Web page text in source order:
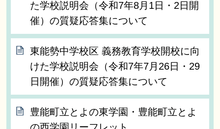
た学校説明会（令和7年8月1日・2日開
催）の質疑応答集について
東能勢中学校区 義務教育学校開校に向
けた学校説明会（令和7年7月26日・29
日開催）の質疑応答集について
豊能町立とよの東学園・豊能町立とよ
の西学園リーフレット